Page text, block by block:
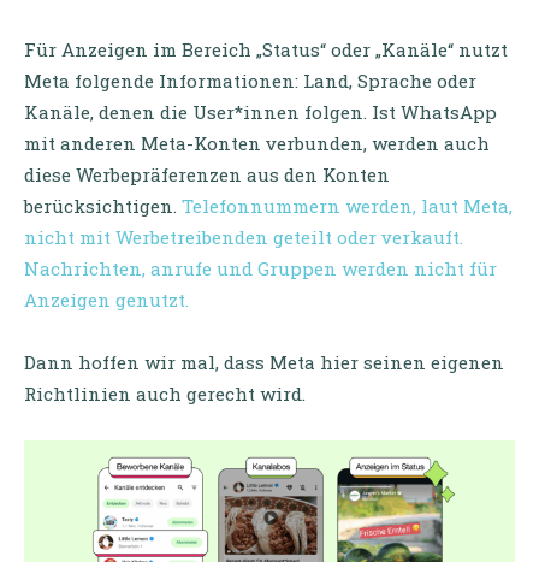
Für Anzeigen im Bereich „Status“ oder „Kanäle“ nutzt
Meta folgende Informationen: Land, Sprache oder
Kanäle, denen die User*innen folgen. Ist WhatsApp
mit anderen Meta-Konten verbunden, werden auch
diese Werbepräferenzen aus den Konten
berücksichtigen. Telefonnummern werden, laut Meta,
nicht mit Werbetreibenden geteilt oder verkauft.
Nachrichten, anrufe und Gruppen werden nicht für
Anzeigen genutzt.
Dann hoffen wir mal, dass Meta hier seinen eigenen
Richtlinien auch gerecht wird.